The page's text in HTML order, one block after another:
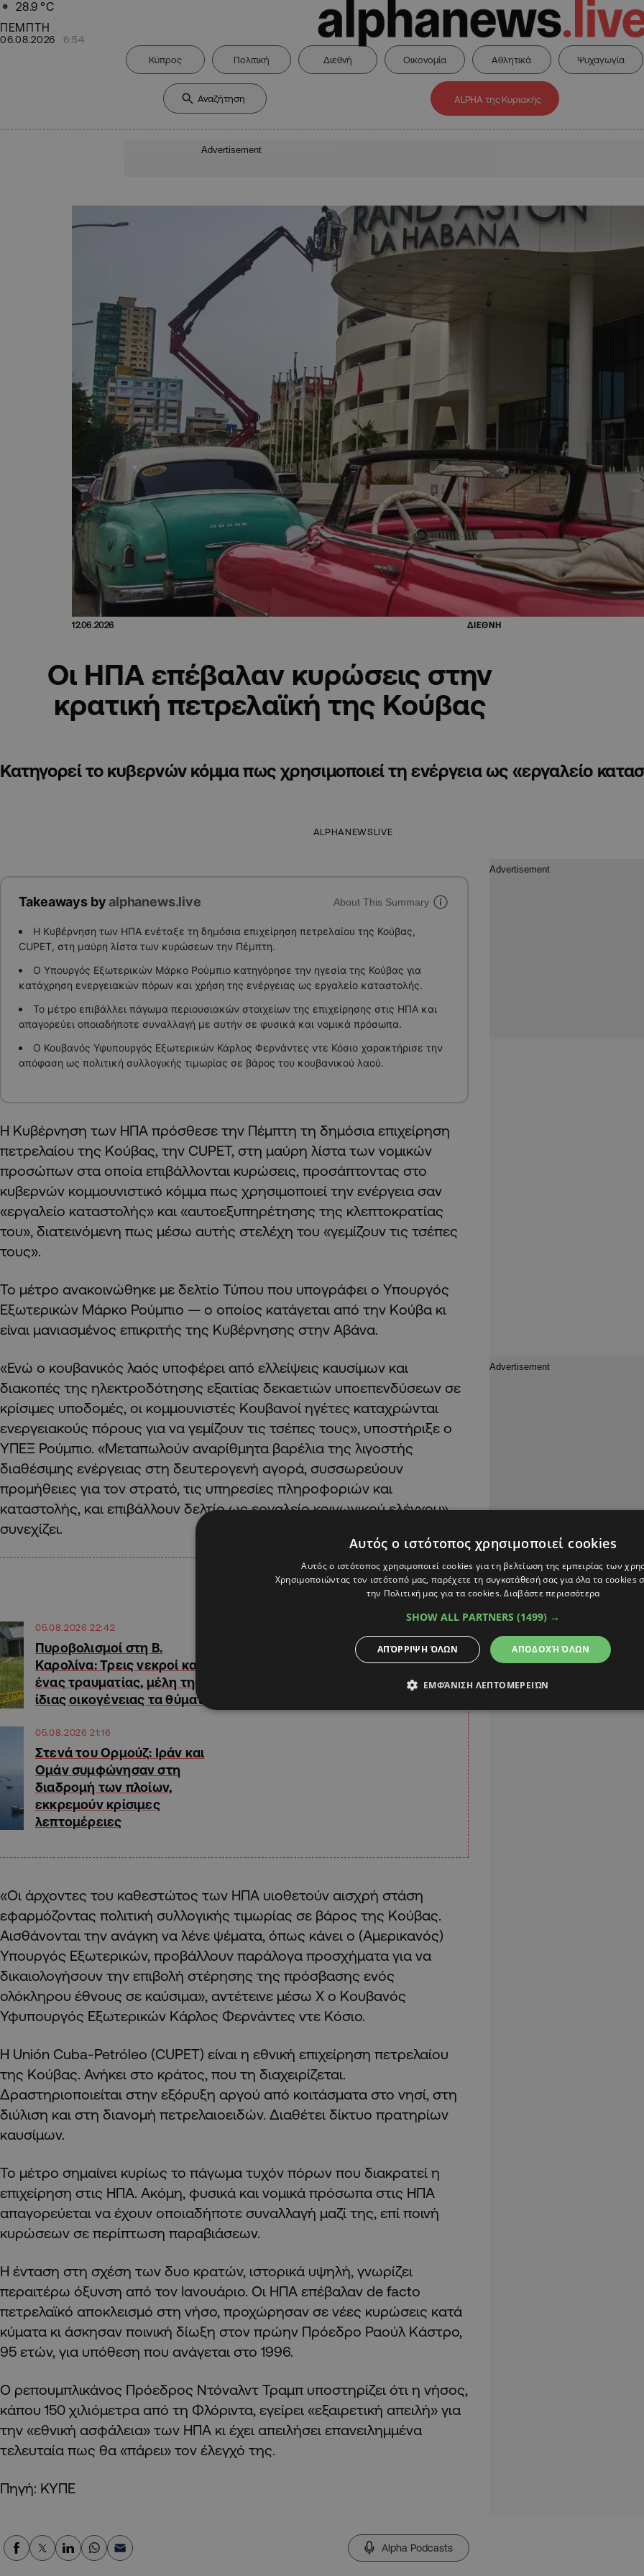
28.9 °C
ΠΕΜΠΤΗ
06.08.2026 6:54
Κύπρος Πολιτική Διεθνή Οικονομία Αθλητικά Ψυχαγωγία
ALPHA της Κυριακής
Advertisement
12.06.2026 ΔΙΕΘΝΗ
Οι ΗΠΑ επέβαλαν κυρώσεις στην
κρατική πετρελαϊκή της Κούβας
Κατηγορεί το κυβερνών κόμμα πως χρησιμοποιεί τη ενέργεια ως «εργαλείο
ALPHANEWSLIVE
Takeaways byalphanews.live About This Summary
Η Κυβέρνηση των ΗΠΑ ενέταξε τη δημόσια επιχείρηση πετρελαίου της Κούβας,
CUPET, στη μαύρη λίστα των κυρώσεων την Πέμπτη.
Ο Υπουργός Εξωτερικών Μάρκο Ρούμπιο κατηγόρησε την ηγεσία της Κούβας για
κατάχρηση ενεργειακών πόρων και χρήση της ενέργειας ως εργαλείο καταστολής.
Το μέτρο επιβάλλει πάγωμα περιουσιακών στοιχείων της επιχείρησης στις ΗΠΑ και
απαγορεύει οποιαδήποτε συναλλαγή με αυτήν σε φυσικά και νομικά πρόσωπα.
Ο Κουβανός Υφυπουργός Εξωτερικών Κάρλος Φερνάντες ντε Κόσιο χαρακτήρισε την
απόφαση ως πολιτική συλλογικής τιμωρίας σε βάρος του κουβανικού λαού.
Η Κυβέρνηση των ΗΠΑ πρόσθεσε την Πέμπτη τη δημόσια επιχείρηση
πετρελαίου της Κούβας, την CUPET, στη μαύρη λίστα των νομικών
προσώπων στα οποία επιβάλλονται κυρώσεις, προσάπτοντας στο
κυβερνών κομμουνιστικό κόμμα πως χρησιμοποιεί την ενέργεια σαν
«εργαλείο καταστολής» και «αυτοεξυπηρέτησης της κλεπτοκρατίας
του», διατεινόμενη πως μέσω αυτής στελέχη του «γεμίζουν τις τσέπες
τους».
Το μέτρο ανακοινώθηκε με δελτίο Τύπου που υπογράφει ο Υπουργός
Εξωτερικών Μάρκο Ρούμπιο — ο οποίος κατάγεται από την Κούβα κι
είναι μανιασμένος επικριτής της Κυβέρνησης στην Αβάνα.
«Ενώ ο κουβανικός λαός υποφέρει από ελλείψεις καυσίμων και
διακοπές της ηλεκτροδότησης εξαιτίας δεκαετιών υποεπενδύσεων σε
κρίσιμες υποδομές, οι κομμουνιστές Κουβανοί ηγέτες καταχρώνται
ενεργειακούς πόρους για να γεμίζουν τις τσέπες τους», υποστήριξε ο
ΥΠΕΞ Ρούμπιο. «Μεταπωλούν αναρίθμητα βαρέλια της λιγοστής
διαθέσιμης ενέργειας στη δευτερογενή αγορά, συσσωρεύουν
προμήθειες για τον στρατό, τις υπηρεσίες πληροφοριών και
καταστολής, και επιβάλλουν δελτίο ως εργαλείο κοινωνικού ελέγχου»,
συνεχίζει.
05.08.2026 22:42
Πυροβολισμοί στη Β.
Καρολίνα: Τρεις νεκροί και
ένας τραυματίας, μέλη της
ίδιας οικογένειας τα θύματα
05.08.2026 21:16
Στενά του Ορμούζ: Ιράν και
Ομάν συμφώνησαν στη
διαδρομή των πλοίων,
εκκρεμούν κρίσιμες
λεπτομέρειες
«Οι άρχοντες του καθεστώτος των ΗΠΑ υιοθετούν αισχρή στάση
εφαρμόζοντας πολιτική συλλογικής τιμωρίας σε βάρος της Κούβας.
Αισθάνονται την ανάγκη να λένε ψέματα, όπως κάνει ο (Αμερικανός)
Υπουργός Εξωτερικών, προβάλλουν παράλογα προσχήματα για να
δικαιολογήσουν την επιβολή στέρησης της πρόσβασης ενός
ολόκληρου έθνους σε καύσιμα», αντέτεινε μέσω X ο Κουβανός
Υφυπουργός Εξωτερικών Κάρλος Φερνάντες ντε Κόσιο.
Η Unión Cuba-Petróleo (CUPET) είναι η εθνική επιχείρηση πετρελαίου
της Κούβας. Ανήκει στο κράτος, που τη διαχειρίζεται.
Δραστηριοποιείται στην εξόρυξη αργού από κοιτάσματα στο νησί, στη
διύλιση και στη διανομή πετρελαιοειδών. Διαθέτει δίκτυο πρατηρίων
καυσίμων.
Το μέτρο σημαίνει κυρίως το πάγωμα τυχόν πόρων που διακρατεί η
επιχείρηση στις ΗΠΑ. Ακόμη, φυσικά και νομικά πρόσωπα στις ΗΠΑ
απαγορεύεται να έχουν οποιαδήποτε συναλλαγή μαζί της, επί ποινή
κυρώσεων σε περίπτωση παραβιάσεων.
Η ένταση στη σχέση των δυο κρατών, ιστορικά υψηλή, γνωρίζει
περαιτέρω όξυνση από τον Ιανουάριο. Οι ΗΠΑ επέβαλαν de facto
πετρελαϊκό αποκλεισμό στη νήσο, προχώρησαν σε νέες κυρώσεις κατά
κύματα κι άσκησαν ποινική δίωξη στον πρώην Πρόεδρο Ραούλ Κάστρο,
95 ετών, για υπόθεση που ανάγεται στο 1996.
Ο ρεπουμπλικάνος Πρόεδρος Ντόναλντ Τραμπ υποστηρίζει ότι η νήσος,
κάπου 150 χιλιόμετρα από τη Φλόριντα, εγείρει «εξαιρετική απειλή» για
την «εθνική ασφάλεια» των ΗΠΑ κι έχει απειλήσει επανειλημμένα
τελευταία πως θα «πάρει» τον έλεγχό της.
Πηγή: ΚΥΠΕ
Alpha Podcasts
Αυτός ο ιστότοπος χρησιμοποιεί cookies
Αυτός ο ιστότοπος χρησιμοποιεί cookies για τη βελτίωση της εμπειρίας των
Χρησιμοποιώντας τον ιστότοπό μας, παρέχετε τη συγκατάθεσή σας για όλα τα cookies
την Πολιτική μας για τα cookies.Διαβάστε περισσότερα
SHOW ALL PARTNERS (1499) →
ΑΠΟΔΟΧΉ ΌΛΩΝ
ΑΠΌΡΡΙΨΗ ΌΛΩΝ
ΕΜΦΆΝΙΣΗ ΛΕΠΤΟΜΕΡΕΙΏΝ